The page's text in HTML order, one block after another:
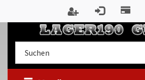
Shop